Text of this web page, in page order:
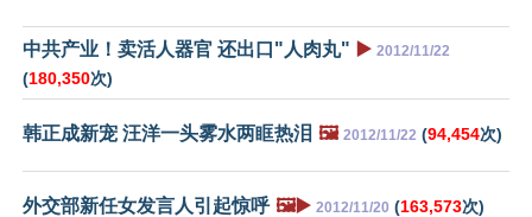
中共产业！卖活人器官 还出口"人肉丸" ▶️ 2012/11/22
(180,350次)
韩正成新宠 汪洋一头雾水两眶热泪 🖼️ 2012/11/22 (94,454次)
外交部新任女发言人引起惊呼 🖼️▶️ 2012/11/20 (163,573次)